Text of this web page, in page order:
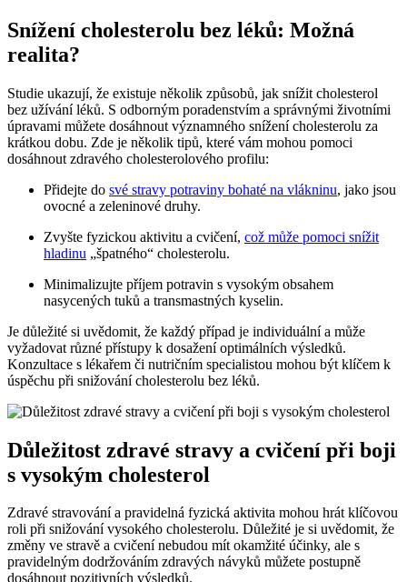
Snížení cholesterolu bez léků: Možná
realita?
Studie ukazují, že existuje několik způsobů, jak snížit cholesterol
bez užívání léků. S odborným poradenstvím a správnými životními
úpravami můžete dosáhnout významného snížení cholesterolu za
krátkou dobu. Zde je několik tipů, které vám mohou pomoci
dosáhnout zdravého cholesterolového profilu:
Přidejte do své stravy potraviny bohaté na vlákninu, jako jsou
ovocné a zeleninové druhy.
Zvyšte fyzickou aktivitu a cvičení, což může pomoci snížit
hladinu „špatného“ cholesterolu.
Minimalizujte příjem potravin s vysokým obsahem
nasycených tuků a transmastných kyselin.
Je důležité si uvědomit, že každý případ je individuální a může
vyžadovat různé přístupy k dosažení optimálních výsledků.
Konzultace s lékařem či nutričním specialistou mohou být klíčem k
úspěchu při snižování cholesterolu bez léků.
Důležitost zdravé stravy a cvičení při boji
s vysokým cholesterol
Zdravé stravování a pravidelná fyzická aktivita mohou hrát klíčovou
roli při snižování vysokého cholesterolu. Důležité je si uvědomit, že
změny ve stravě a cvičení nebudou mít okamžité účinky, ale s
pravidelným dodržováním zdravých návyků můžete postupně
dosáhnout pozitivních výsledků.